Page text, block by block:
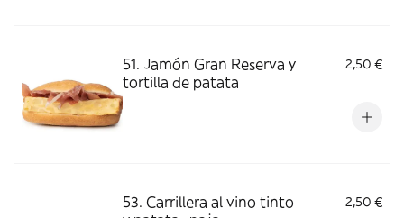
51. Jamón Gran Reserva y
tortilla de patata
2,50 €
53. Carrillera al vino tinto
2,50 €